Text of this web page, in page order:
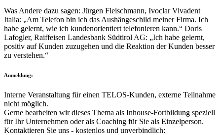
Was Andere dazu sagen: Jürgen Fleischmann, Ivoclar Vivadent
Italia: „Am Telefon bin ich das Aushängeschild meiner Firma. Ich
habe gelernt, wie ich kundenorientiert telefonieren kann.“ Doris
Lafogler, Raiffeisen Landesbank Südtirol AG: „Ich habe gelernt,
positiv auf Kunden zuzugehen und die Reaktion der Kunden besser
zu verstehen.“
Anmeldung:
Interne Veranstaltung für einen TELOS-Kunden, externe Teilnahme
nicht möglich.
Gerne bearbeiten wir dieses Thema als Inhouse-Fortbildung speziell
für Ihr Unternehmen oder als Coaching für Sie als Einzelperson.
Kontaktieren Sie uns - kostenlos und unverbindlich: